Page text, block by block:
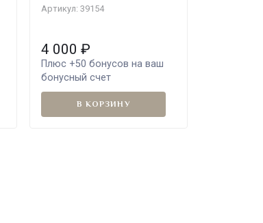
Артикул: 39154
4 000 ₽
Плюс +50 бонусов на ваш
бонусный счет
В КОРЗИНУ